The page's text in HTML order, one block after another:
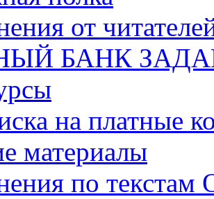
от
БАНК
на платные
материалы
по текстам